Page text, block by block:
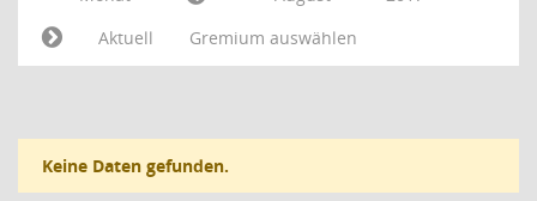
Aktuell
Gremium auswählen
Keine Daten gefunden.